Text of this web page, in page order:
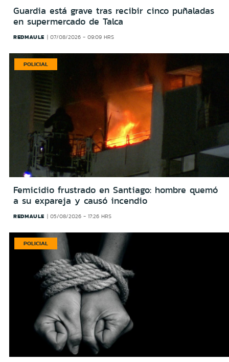
Guardia está grave tras recibir cinco puñaladas
en supermercado de Talca
REDMAULE 07/08/2026 - 09:09 HRS
POLICIAL
Femicidio frustrado en Santiago: hombre quemó
a su expareja y causó incendio
REDMAULE 05/08/2026 - 17:26 HRS
POLICIAL